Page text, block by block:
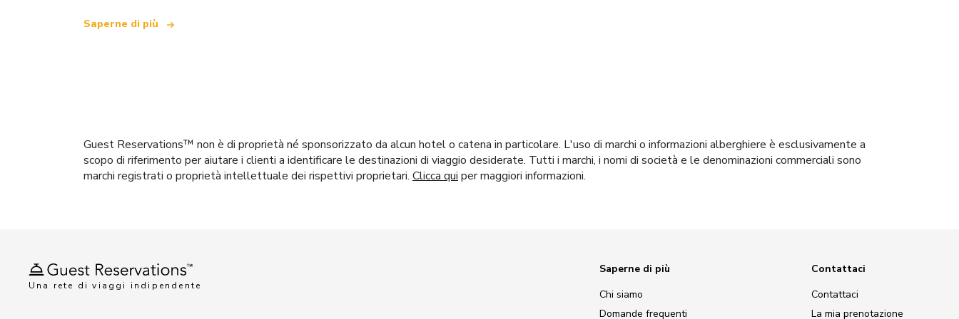
Saperne di più
Guest Reservations™ non è di proprietà né sponsorizzato da alcun hotel o catena in particolare. L'uso di marchi o informazioni alberghiere è esclusivamente a
scopo di riferimento per aiutare i clienti a identificare le destinazioni di viaggio desiderate. Tutti i marchi, i nomi di società e le denominazioni commerciali sono
marchi registrati o proprietà intellettuale dei rispettivi proprietari. Clicca qui per maggiori informazioni.
Una rete di viaggi indipendente
Saperne di più
Chi siamo
Domande frequenti
Contattaci
Contattaci
La mia prenotazione